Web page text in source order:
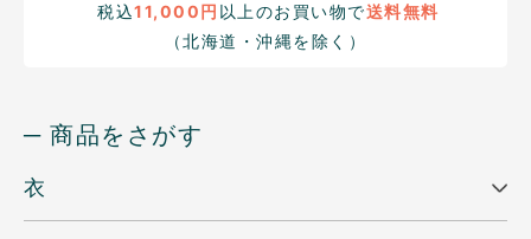
税込11,000円 以上のお買い物で送料無料
（北海道・沖縄を除く）
─ 商品をさがす
衣